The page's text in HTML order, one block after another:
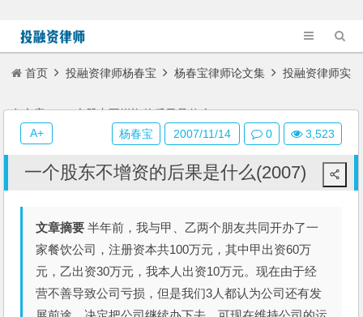
首页 投融资律师杨春宝 杨春宝律师论文集 投融资律师实
务文章 一个股东不增资的后果是什么(2007)
一个股东不增资的后果是什么(2007)
文章摘要 半年前，我与甲、乙两个朋友共同开办了一
家餐饮公司，注册资本共100万元，其中甲出资60万
元，乙出资30万元，我本人出资10万元。现在由于经
营不善导致公司亏损，但是我们3人都认为公司还有发
杨春宝 2007/11/14 0 3,523
A+